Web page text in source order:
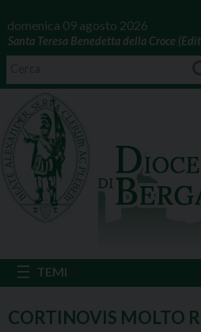
domenica 09 agosto 2026
Santa Teresa Benedetta della Croce
CORTINOVIS MOLTO